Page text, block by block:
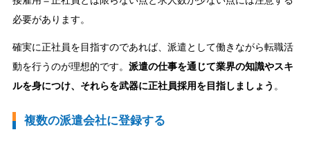
必要があります。
確実に正社員を目指すのであれば、派遣として働きながら転職活
動を行うのが理想的です。 派遣の仕事を通じて業界の知識やスキ
ルを身につけ、それらを武器に正社員採用を目指しましょう 。
複数の派遣会社に登録する